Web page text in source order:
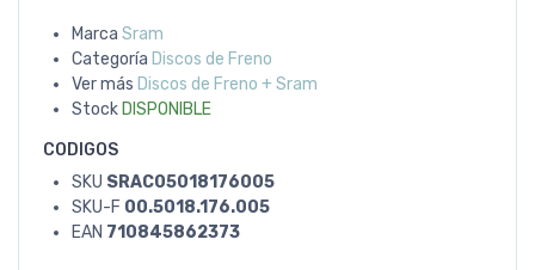
Marca Sram
Categoría Discos de Freno
Ver más Discos de Freno + Sram
Stock DISPONIBLE
CODIGOS
SKU SRAC05018176005
SKU-F 00.5018.176.005
EAN 710845862373